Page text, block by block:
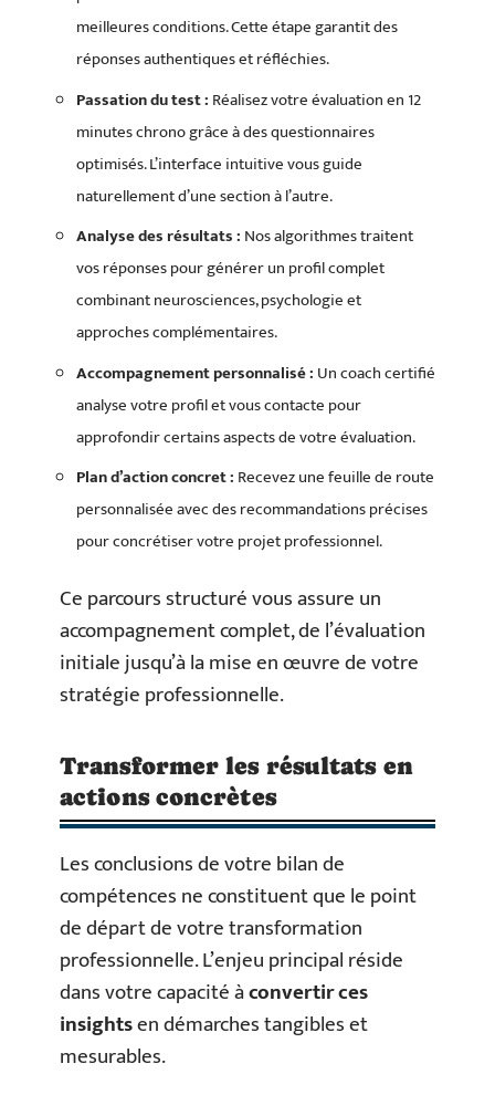
meilleures conditions. Cette étape garantit des
réponses authentiques et réfléchies.
Passation du test : Réalisez votre évaluation en 12
minutes chrono grâce à des questionnaires
optimisés. L’interface intuitive vous guide
naturellement d’une section à l’autre.
Analyse des résultats : Nos algorithmes traitent
vos réponses pour générer un profil complet
combinant neurosciences, psychologie et
approches complémentaires.
Accompagnement personnalisé : Un coach certifié
analyse votre profil et vous contacte pour
approfondir certains aspects de votre évaluation.
Plan d’action concret : Recevez une feuille de route
personnalisée avec des recommandations précises
pour concrétiser votre projet professionnel.
Ce parcours structuré vous assure un
accompagnement complet, de l’évaluation
initiale jusqu’à la mise en œuvre de votre
stratégie professionnelle.
Transformer les résultats en
actions concrètes
Les conclusions de votre bilan de
compétences ne constituent que le point
de départ de votre transformation
professionnelle. L’enjeu principal réside
dans votre capacité àconvertir ces
insightsen démarches tangibles et
mesurables.